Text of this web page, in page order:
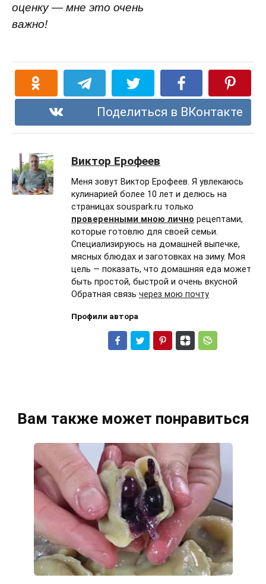
оценку — мне это очень
важно!
Поделиться в ВКонтакте
Виктор Ерофеев
Меня зовут Виктор Ерофеев. Я увлекаюсь
кулинарией более 10 лет и делюсь на
страницах souspark.ru только
проверенными мною лично рецептами,
которые готовлю для своей семьи.
Специализируюсь на домашней выпечке,
мясных блюдах и заготовках на зиму. Моя
цель — показать, что домашняя еда может
быть простой, быстрой и очень вкусной
Обратная связь через мою почту
Профили автора
Вам также может понравиться